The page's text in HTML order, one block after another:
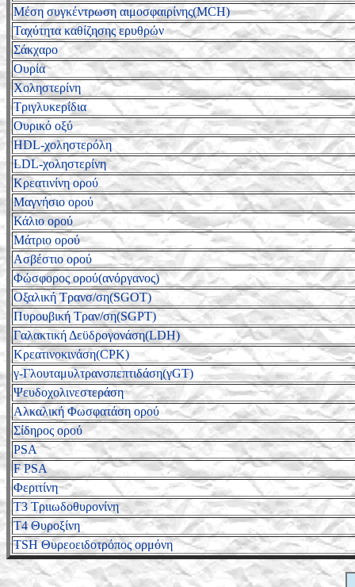
Μέση συγκέντρωση αιμοσφαιρίνης(MCH)
Ταχύτητα καθίζησης ερυθρών
Σάκχαρο
Ουρία
Χοληστερίνη
Τριγλυκερίδια
Ουρικό οξύ
HDL-χοληστερόλη
LDL-χοληστερίνη
Κρεατινίνη ορού
Μαγνήσιο ορού
Κάλιο ορού
Μάτριο ορού
Ασβέστιο ορού
Φώσφορος ορού(ανόργανος)
Οξαλική Τρανσ/ση(SGOT)
Πυρουβική Τραν/ση(SGPT)
Γαλακτική Δεϋδρογονάση(LDH)
Κρεατινοκινάση(CPK)
γ-Γλουταμυλτρανσπεπτιδάση(γGT)
Ψευδοχολινεστεράση
Αλκαλική Φωσφατάση ορού
Σίδηρος ορού
PSA
F PSA
Φεριτίνη
T3 Τριιωδοθυρονίνη
T4 Θυροξίνη
TSH Θυρεοειδοτρόπος ορμόνη